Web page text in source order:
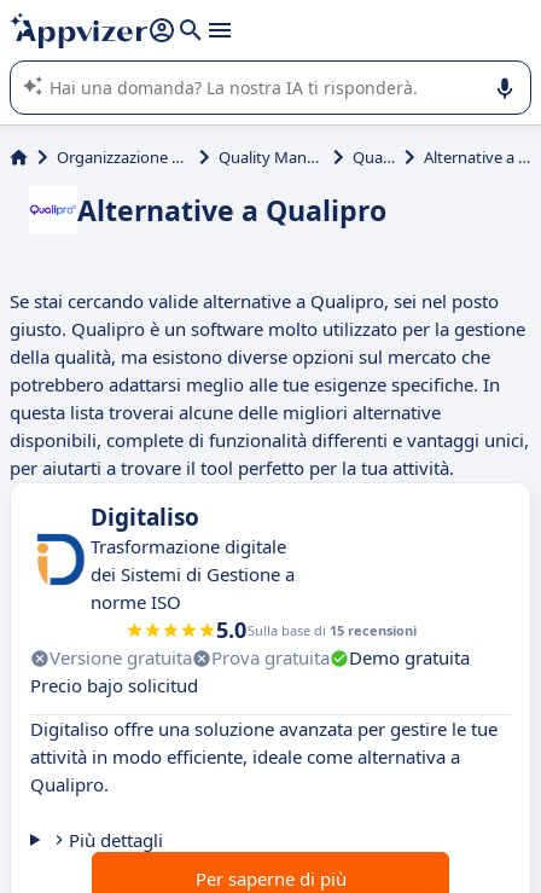
righe con
shift + enter
L'IA di Appvizer vi guida nell'utilizzo o nella scelta di un
software SaaS per la vostra azienda.
Organizzazione & planning Quality Management Qualipro Alternative a Qualipro
Alternative a Qualipro
Se stai cercando valide alternative a Qualipro, sei nel posto
giusto. Qualipro è un software molto utilizzato per la gestione
della qualità, ma esistono diverse opzioni sul mercato che
potrebbero adattarsi meglio alle tue esigenze specifiche. In
questa lista troverai alcune delle migliori alternative
disponibili, complete di funzionalità differenti e vantaggi unici,
per aiutarti a trovare il tool perfetto per la tua attività.
Digitaliso
Trasformazione digitale
dei Sistemi di Gestione a
norme ISO
5.0Sulla base di 15 recensioni
Versione gratuita Prova gratuita
Demo gratuita
Precio bajo solicitud
Digitaliso offre una soluzione avanzata per gestire le tue
attività in modo efficiente, ideale come alternativa a
Qualipro.
Più dettagli
Per saperne di più